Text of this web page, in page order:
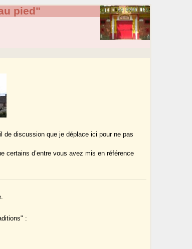
pied"
de discussion que je déplace ici pour ne pas
certains d’entre vous avez mis en référence
: